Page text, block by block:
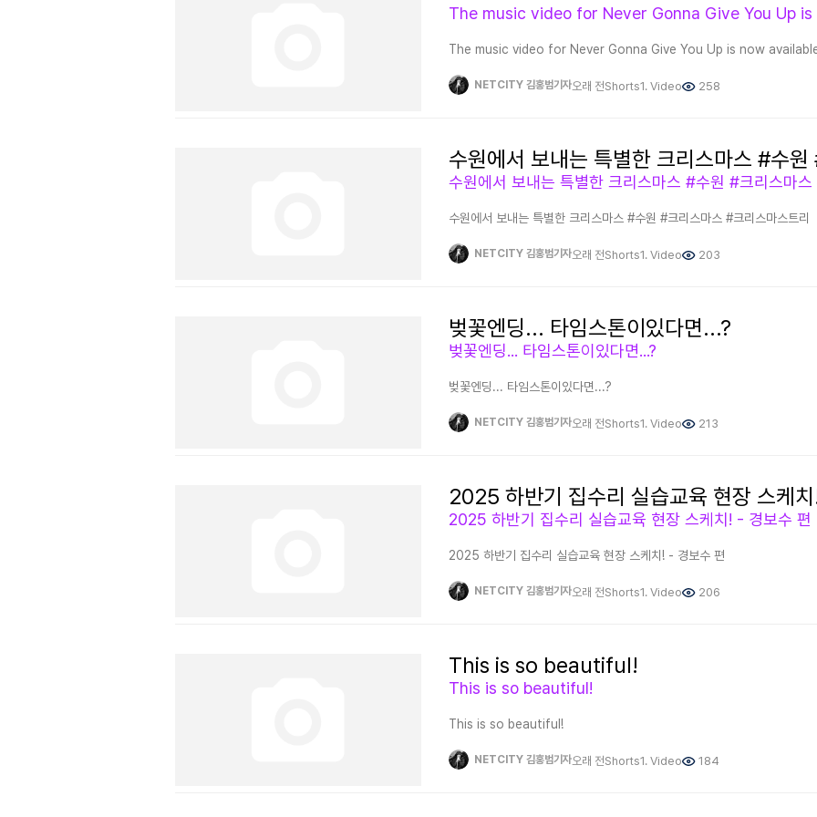
범은 조상신의 위치로 있었다. 그 풍토 뿐만이 아니라 세계는 무한대에 가
조상신으로 탑은 그 풍토에 있었다. 그 모습이라도 가장 최상위이자, 최고
언제라도 가능했던 세계였기 때문이다. 무엇보다 계속 공부하는 풍토라는
그려졌다는 사실은 지구만의 문제는 아니라는 점이다. 그것을 왜 아냐면, 여
그림들이 지구 하나만 가리키고 있지 않기 때문이다. 일치할 정도로 유사하
때문이다. 극동의 지형이 그 중의 하나이다. 그 중의 가장 일치할 정도로 유
곳도 마찬가지라는 사실이다. 그 이유로 그들을 경계하는 것이다. 그들이
범이 살아온 과정을 보면 신체가 빛나는 이유를 알 수 있을거라 보고 있다.
없었다. 그러나 지금은 세력이 무한대에 무한대에 이른다. 이는 인류로서
아니다. 그들은 병폐 인류에 가까운 인류에 저해되는 세력에 불과했다.스타
면은 있으나 현실은 그렇지 않다. 대부분은 베르세르크에 나오는 암흑 집단
무시할 수 없다. 그 과정을 거치지 않으면 인류로 바로 설 수 없을 뿐만이 아
없다. 왜냐하면 인간으로 살아온 그것마저 모두 그들에 흡수되기 때문이다.
모습과 유사한 형상으로 영원히 살아가야 한다. 또한 지금까지 살아온 인
▲지금의 양식의 유사함은 과거 초창기 시대부터 지금까지 유사함을 보인
있다. 문제는 이러한 풍토는 대부분 몰락의 길을 걸었다는 사실이다. 그것
부재와 취약한 구조에 있었다. 자연계 맹수과는 절대 지능이 높지 않기 때
꼽으라면 역시 시간의 늪이다. 한 장면에 의해 유지되고 있는 그 세계이기
건너편에 그 지점으로 정확히 돌아오는 시점을 말한다. 그 시점에만 한 순
습관에서 만들어진 결과물이기 때문이다. 새로운 것에 좀처럼 벗어날 수
인류가 무수히 존재하는 이유다. 그 운명은 끝나지 않았다. ▲그 일에 있어 범은 호랑이 담배피던 시절부터
거슬러 올라간다. 이 시대 시간의 늪에 빠진 지구로서는 시간 여행은 무의
생겼났다. 범 또한 맹수과로서 범 특성을 탄다. 지금은 자연으로 돌아온 상
전장은 먼 훗날 이야기다. 그 시대까지 생존이 최우선인것이다. 지금은 무엇
인지해야 한다. 언제라도 몰락의 길을 걸을 수 있다. 경우의 수의 인류권까
크다. 그러나 지금까지 살아온 것들이 인류의 발목을 잡을거라는 사실이다.
없다. 그 이유로 30년 차이를 밝혔던 것이다. 그런 것이 가능한 것은 시간
시간이 존재 했기 때문이다. 그곳에서 범은 무한대의 진보할 시간을 얻었던
때문이다. 무엇을 하던지 간에 지구에서 제대로 살 수 없다.무엇보다 범이
이룬 존재로 돌아왔기 때문이다. 30년으로는 이해할 수 없는 영역이다. 그
초고도의 문명을 달성했다. 그것이 인광적 인주와 창조구체 등이다. 수원화
분명했다. 그리고 오늘에 이른 것이다. 그 이유로 어렸을 적부터 그 흔적을
이유로 모든 것을 종합한다면 인류로 살아가는 손들이 극히 일부가 될 것이
그것은 호로 풍으로 돌변하듯 이곳 또한 호랑이 굴이기 때문이다.모든 것
인간으로 설 수 없다. 이별할 수 밖에 없는 위치다. 전설 속 뿌리시대, 태
The music video for Never Gonna Give You Up is now
NETCITY 김홍범기자오래 전Shorts1. Video 258
수원에서 보내는 특별한 크리스마스 #수원 #크리스마스
수원에서 보내는 특별한 크리스마스 #수원 #크리스마스 #크리스마스트리
NETCITY 김홍범기자오래 전Shorts1. Video 203
벚꽃엔딩... 타임스톤이있다면...?
벚꽃엔딩... 타임스톤이있다면...?
벚꽃엔딩... 타임스톤이있다면...?
NETCITY 김홍범기자오래 전Shorts1. Video 213
2025 하반기 집수리 실습교육 현장 스케
2025 하반기 집수리 실습교육 현장 스케치! - 경보수 편
2025 하반기 집수리 실습교육 현장 스케치! - 경보수 편
NETCITY 김홍범기자오래 전Shorts1. Video 206
This is so beautiful!
This is so beautiful!
This is so beautiful!
NETCITY 김홍범기자오래 전Shorts1. Video 184